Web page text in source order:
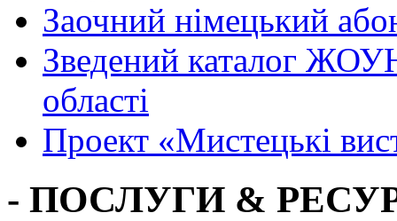
Заочний німецький
Зведений каталог
області
Проект «Мистецькі
- ПОСЛУГИ &